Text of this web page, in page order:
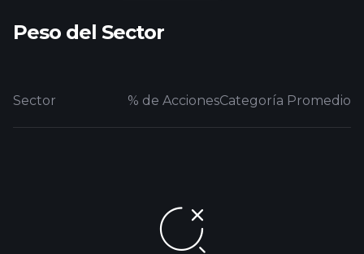
Peso del Sector
Sector % de AccionesCategoría Promedio